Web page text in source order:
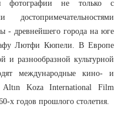
фотографии не только с
- древнейшего города на юге
Лютфи Кюпели. В Европе
и разнообразной культурной
международные кино- и
Altın Koza International Film
х годов прошлого столетия.